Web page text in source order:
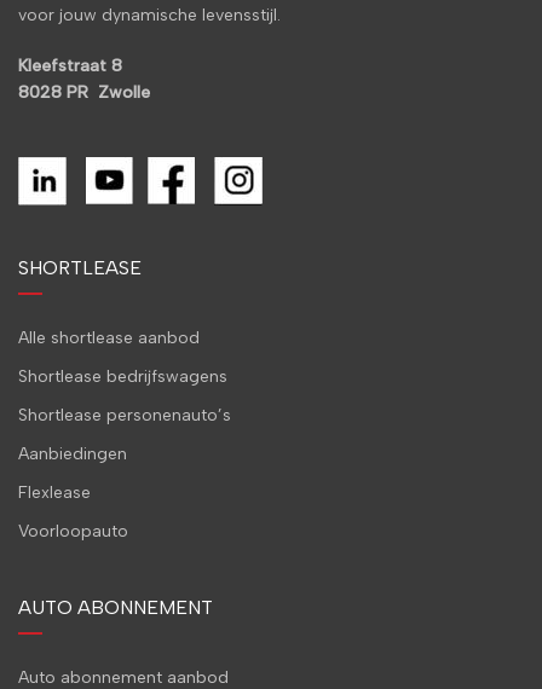
voor jouw dynamische levensstijl.
Kleefstraat 8
8028 PR Zwolle
SHORTLEASE
Alle shortlease aanbod
Shortlease bedrijfswagens
Shortlease personenauto’s
Aanbiedingen
Flexlease
Voorloopauto
AUTO ABONNEMENT
Auto abonnement aanbod